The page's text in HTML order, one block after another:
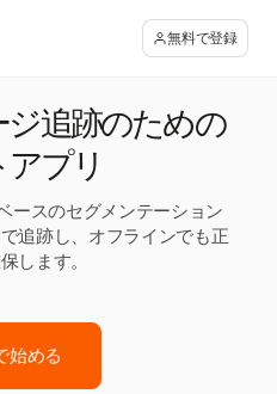
無料で登録
追跡のための
プリ
ースのセグメンテーション
追跡し、オフラインでも正
します。
始める